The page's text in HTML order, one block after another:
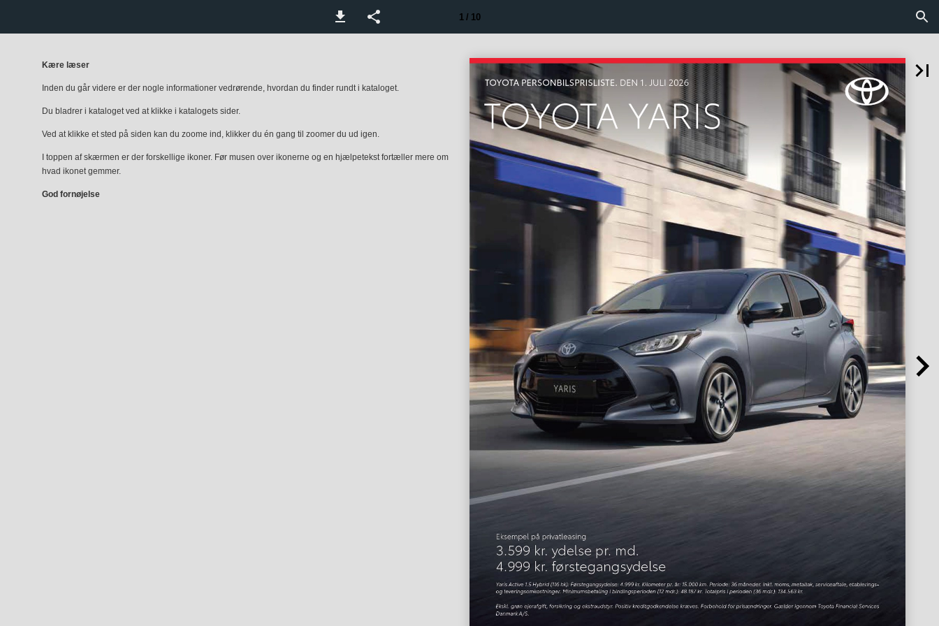
1 / 10
Kære læser
Inden du går videre er der nogle informationer vedrørende, hvordan du finder rundt i kataloget.
Du bladrer i kataloget ved at klikke i katalogets sider.
Ved at klikke et sted på siden kan du zoome ind, klikker du én gang til zoomer du ud igen.
I toppen af skærmen er der forskellige ikoner. Før musen over ikonerne og en hjælpetekst fortæller mere om
hvad ikonet gemmer.
God fornøjelse